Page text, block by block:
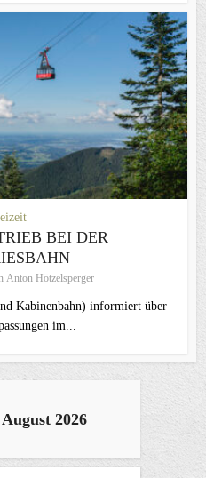
BEI DER
Anton Hötzelsperger
Kabinenbahn) informiert über
im...
2026